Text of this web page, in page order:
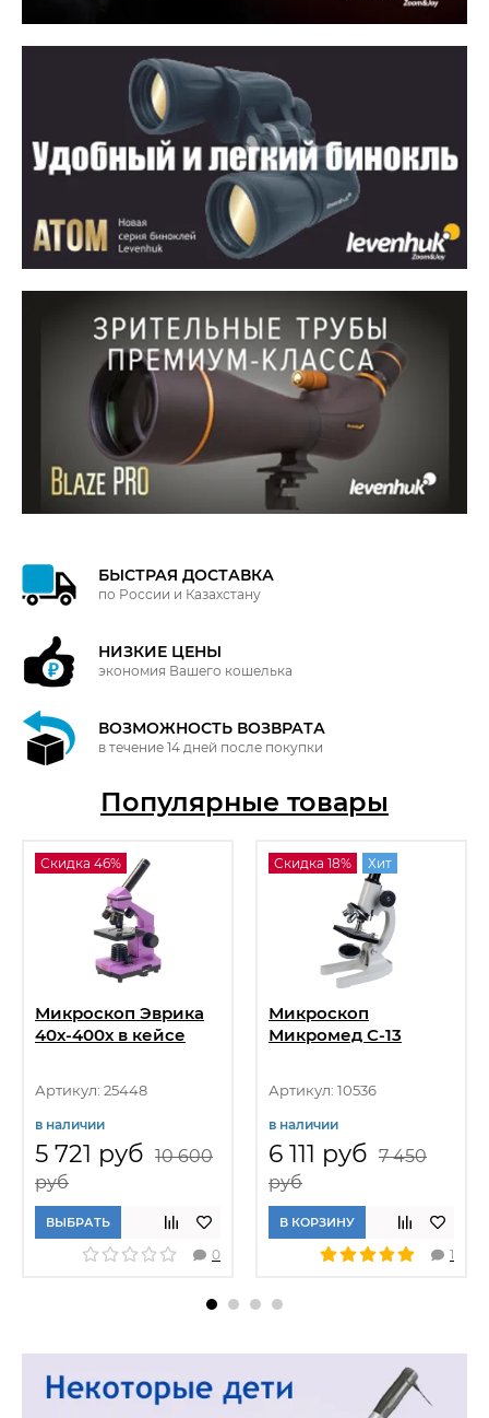
БЫСТРАЯ ДОСТАВКА
по России и Казахстану
НИЗКИЕ ЦЕНЫ
экономия Вашего кошелька
ВОЗМОЖНОСТЬ ВОЗВРАТА
в течение 14 дней после покупки
Популярные товары
Скидка 46%
Микроскоп Эврика
40х-400х в кейсе
Артикул: 25448
в наличии
5 721 руб 10 600
руб
ВЫБРАТЬ
0
Скидка 18% Хит
Микроскоп
Микромед С-13
Артикул: 10536
в наличии
6 111 руб 7 450
руб
В КОРЗИНУ
1